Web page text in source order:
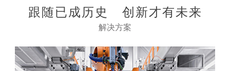
跟随已成历史 创新才有未来
解决方案